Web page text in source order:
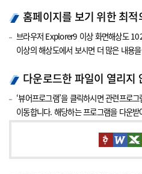
홈페이지를 보기 위한 최적
브라우저 Explorer9 이상 화면해상도
이상의 해상도에서 보시면 더 많은 내용
다운로드한 파일이 열리지
‘뷰어프로그램’을 클릭하시면 관련프로
이동합니다. 해당하는 프로그램을 다운